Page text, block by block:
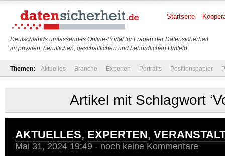
Deutschlands umfassendes Online-Portal für Fragen der Datensicherheit
im privaten, beruflichen, geschäftlichen und behördlichen Umfeld
Startseite
Themen: Aktuelles Branche Experten Portraits Positionspapier
Artikel mit Schlagwort
AKTUELLES, EXPERTEN,
Mai 31, 2024 19:49 - noch keine Kommentare